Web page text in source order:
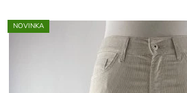
NOVINKA